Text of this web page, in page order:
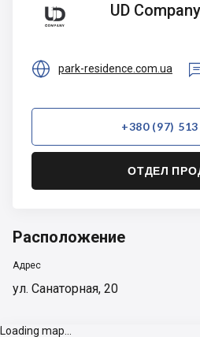
Company
UD Company
 park-residence.com.ua
+380 (97) 513
ОТДЕЛ
Расположение
Адрес
ул. Санаторная, 20
Loading map...